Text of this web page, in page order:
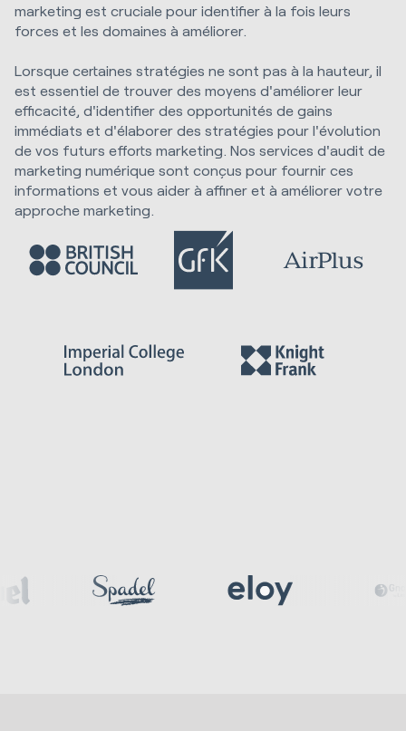
marketing est cruciale pour identifier à la fois leurs
forces et les domaines à améliorer.
Lorsque certaines stratégies ne sont pas à la hauteur, il
est essentiel de trouver des moyens d'améliorer leur
efficacité, d'identifier des opportunités de gains
immédiats et d'élaborer des stratégies pour l'évolution
de vos futurs efforts marketing. Nos services d'audit de
marketing numérique sont conçus pour fournir ces
informations et vous aider à affiner et à améliorer votre
approche marketing.